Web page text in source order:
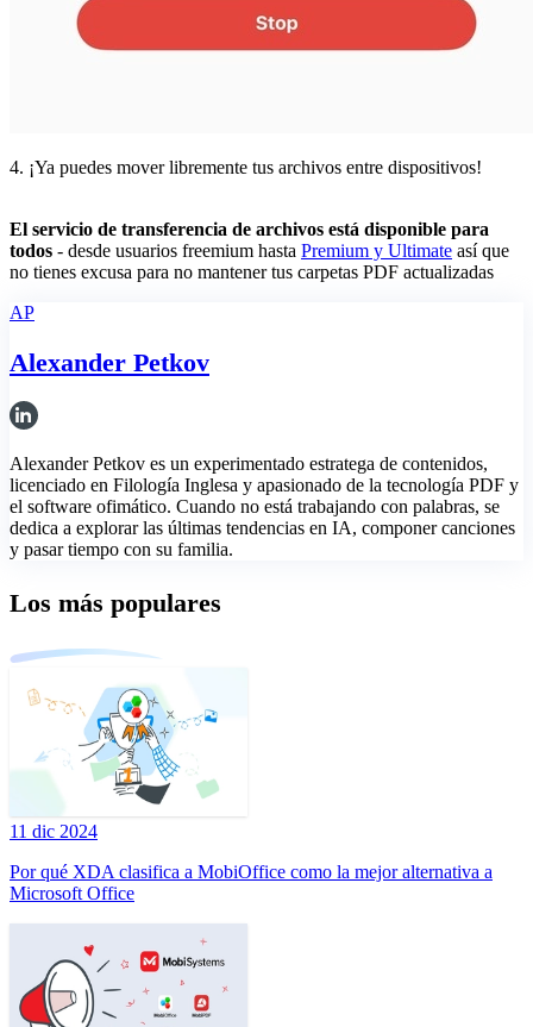
4. ¡Ya puedes mover libremente tus archivos entre dispositivos!
El servicio de transferencia de archivos está disponible para
todos - desde usuarios freemium hasta Premium y Ultimate así que
no tienes excusa para no mantener tus carpetas PDF actualizadas
AP
Alexander Petkov
Alexander Petkov es un experimentado estratega de contenidos,
licenciado en Filología Inglesa y apasionado de la tecnología PDF y
el software ofimático. Cuando no está trabajando con palabras, se
dedica a explorar las últimas tendencias en IA, componer canciones
y pasar tiempo con su familia.
Los más populares
11 dic 2024
Por qué XDA clasifica a MobiOffice como la mejor alternativa a
Microsoft Office